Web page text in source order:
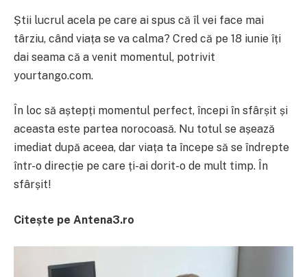
Știi lucrul acela pe care ai spus că îl vei face mai
târziu, când viața se va calma? Cred că pe 18 iunie îți
dai seama că a venit momentul, potrivit
yourtango.com.
În loc să aștepți momentul perfect, începi în sfârșit și
aceasta este partea norocoasă. Nu totul se așează
imediat după aceea, dar viața ta începe să se îndrepte
într-o direcție pe care ți-ai dorit-o de mult timp. În
sfârșit!
Citește pe Antena3.ro